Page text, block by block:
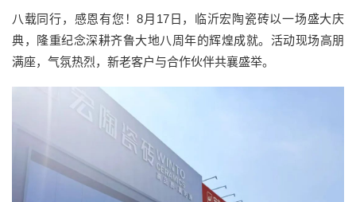
八载同行，感恩有您！8月17日，临沂宏陶瓷砖以一场盛大庆
典，隆重纪念深耕齐鲁大地八周年的辉煌成就。活动现场高朋
满座，气氛热烈，新老客户与合作伙伴共襄盛举。